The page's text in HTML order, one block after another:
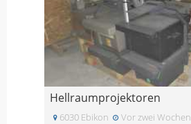
Hellraumprojektoren
6030 Ebikon Vor zwei Wochen